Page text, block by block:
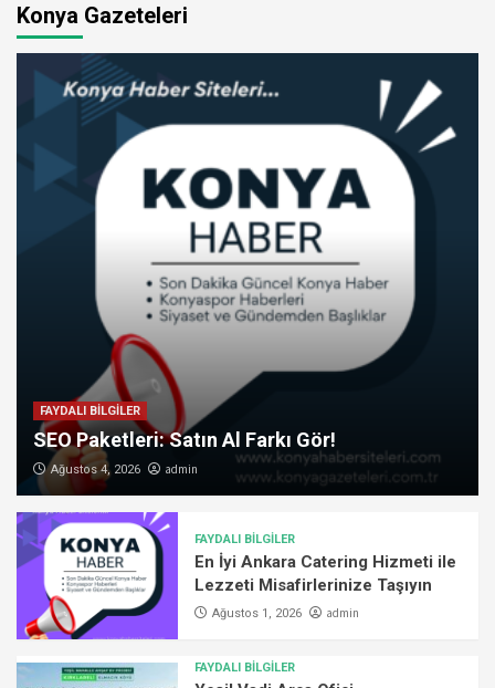
Konya Gazeteleri
FAYDALI BİLGİLER
SEO Paketleri: Satın Al Farkı Gör!
Ağustos 4, 2026 admin
FAYDALI BİLGİLER
En İyi Ankara Catering Hizmeti ile
Lezzeti Misafirlerinize Taşıyın
Ağustos 1, 2026 admin
FAYDALI BİLGİLER